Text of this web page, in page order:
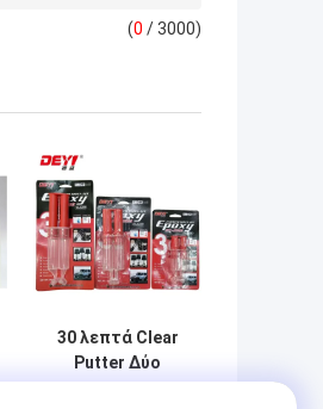
(0 / 3000)
30 λεπτά Clear
Putter Δύο
Συστατικά